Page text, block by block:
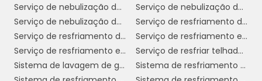
estar dos colaboradores e clientes são
prioridades. A seguir, destacamos alguns dos
principais benefícios dessa técnica:
1. Controle de pragas:A nebulização é uma
solução eficaz para o controle de insetos e
Serviço de nebulização de ambientes para empresas em sp
Serviço de nebulização de ambientes para indústrias
Serviço de nebulização de ambientes para indústrias em sp
Serviço de resfriamento de telhado
Serviço de resfriamento de telhado com água
Serviço de resfriamento evaporativo
Serviço de resfriamento evaporativo por aspersão
Serviço de resfriar telhado com água
Sistema de lavagem de gases
Sistema de resfriamento adiabático evaporativo